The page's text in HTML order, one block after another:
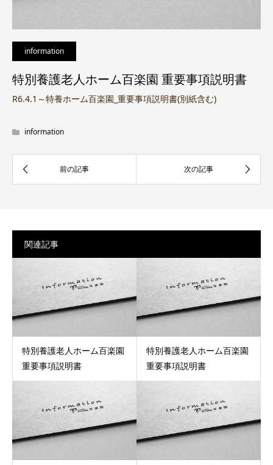
information
特別養護老人ホーム百楽園 重要事項説明書
R6.4.1～特養ホーム百楽園_重要事項説明書(別紙含む)
information
関連記事
特別養護老人ホーム百楽園
重要事項説明書
特別養護老人ホーム百楽園
重要事項説明書